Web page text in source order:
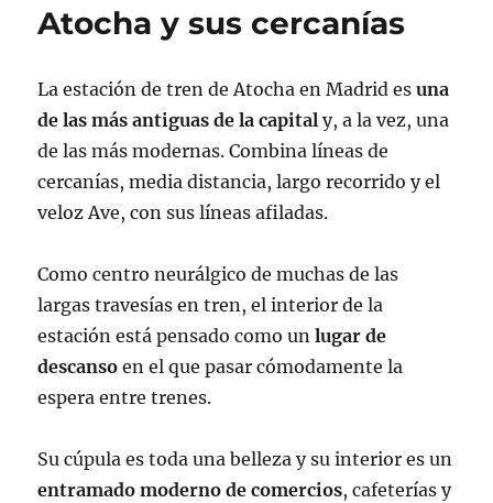
Atocha y sus cercanías
La estación de tren de Atocha en Madrid esuna
de las más antiguas de la capital y, a la vez, una
de las más modernas. Combina líneas de
cercanías, media distancia, largo recorrido y el
veloz Ave, con sus líneas afiladas.
Como centro neurálgico de muchas de las
largas travesías en tren, el interior de la
estación está pensado como unlugar de
descanso en el que pasar cómodamente la
espera entre trenes.
Su cúpula es toda una belleza y su interior es un
entramado moderno de comercios, cafeterías y